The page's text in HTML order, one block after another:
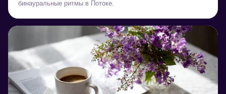
бинауральные ритмы в Потоке.